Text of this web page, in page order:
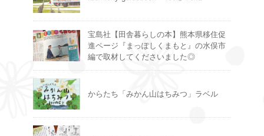
宝島社【田舎暮らしの本】熊本県移住促
進ページ『まっぽしくまもと』の水俣市
編で取材してくださいました◎
からたち「みかん山はちみつ」ラベル